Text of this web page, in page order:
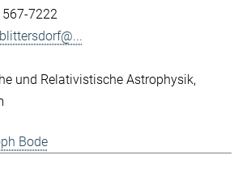
7222
und Relativistische Astrophysik
Bode